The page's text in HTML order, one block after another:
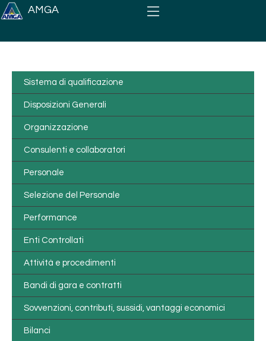
Salta al contenuto principale
AMGA
Sistema di qualificazione
Disposizioni Generali
Organizzazione
Consulenti e collaboratori
Personale
Selezione del Personale
Performance
Enti Controllati
Attività e procedimenti
Bandi di gara e contratti
Sovvenzioni, contributi, sussidi, vantaggi economici
Bilanci